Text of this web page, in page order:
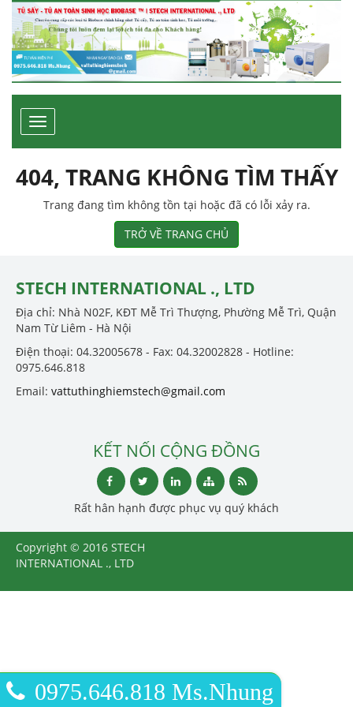
Toggle
navigation
404, TRANG KHÔNG TÌM THẤY
Trang đang tìm không tồn tại hoặc đã có lỗi xảy ra.
TRỞ VỀ TRANG CHỦ
STECH INTERNATIONAL ., LTD
Địa chỉ: Nhà N02F, KĐT Mễ Trì Thượng, Phường Mễ Trì, Quận
Nam Từ Liêm - Hà Nội
Điện thoại: 04.32005678 - Fax: 04.32002828 - Hotline:
0975.646.818
Email: vattuthinghiemstech@gmail.com
KẾT NỐI CỘNG ĐỒNG
Rất hân hạnh được phục vụ quý khách
Copyright © 2016 STECH
INTERNATIONAL ., LTD
0975.646.818 Ms.Nhung